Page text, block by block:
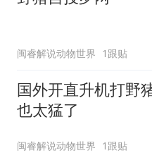
闽睿解说动物世界 1跟贴
国外开直升机打野
也太猛了
闽睿解说动物世界 1跟贴